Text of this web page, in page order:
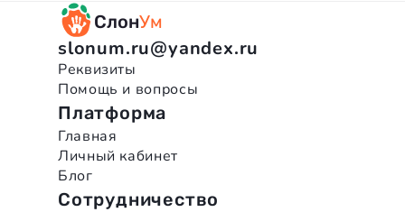
СлонУм
slonum.ru@yandex.ru
Реквизиты
Помощь и вопросы
Платформа
Главная
Личный кабинет
Блог
Сотрудничество